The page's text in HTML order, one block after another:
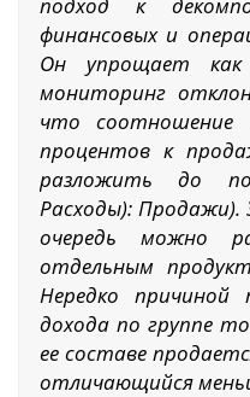
финансовых и
Он упрощает
мониторинг
что соотношение
процентов к
разложить до
Расходы):
очередь можно
отдельным
Нередко причиной
дохода по группе
ее составе
отличающийся